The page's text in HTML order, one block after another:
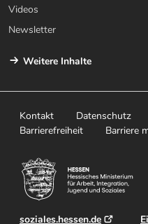
Videos
Newsletter
Weitere Inhalte
Kontakt Datenschutz
Barrierefreiheit
Barriere
soziales.hessen.de